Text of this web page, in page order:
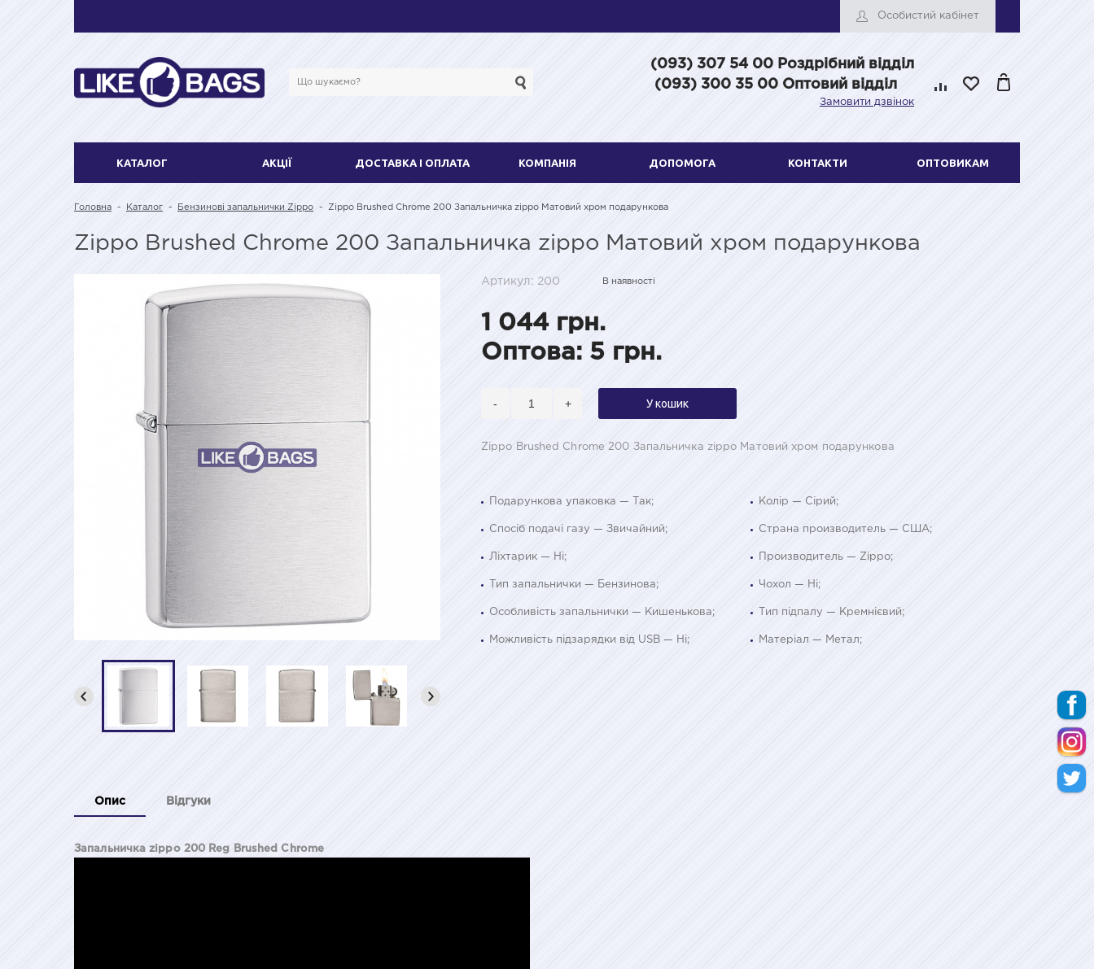
Особистий кабінет
(093) 307 54 00 Роздрібний відділ
(093) 300 35 00 Оптовий відділ
Замовити дзвінок
КАТАЛОГ АКЦІЇ ДОСТАВКА І ОПЛАТА КОМПАНІЯ ДОПОМОГА КОНТАКТИ ОПТОВИКАМ
Головна - Каталог - Бензинові запальнички Zippo - Zippo Brushed Chrome 200 Запальничка zippo Матовий хром подарункова
Zippo Brushed Chrome 200 Запальничка zippo Матовий хром подарункова
Артикул: 200 В наявності
1 044 грн.
Оптова: 5 грн.
- + У кошик
Zippo Brushed Chrome 200 Запальничка zippo Матовий хром подарункова
Подарункова упаковка — Так; Колір — Сірий;
Спосіб подачі газу — Звичайний; Страна производитель — США;
Ліхтарик — Ні; Производитель — Zippo;
Тип запальнички — Бензинова; Чохол — Ні;
Особливість запальнички — Кишенькова; Тип підпалу — Кремнієвий;
Можливість підзарядки від USB — Ні; Матеріал — Метал;
Опис Відгуки
Запальничка zippo 200 Reg Brushed Chrome